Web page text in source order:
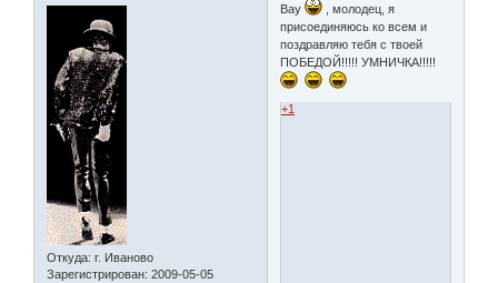
Откуда: г. Иваново
Зарегистрирован: 2009-05-05
Вау
, молодец, я
присоединяюсь ко всем и
поздравляю тебя с твоей
ПОБЕДОЙ!!!!! УМНИЧКА!!!!!
+1